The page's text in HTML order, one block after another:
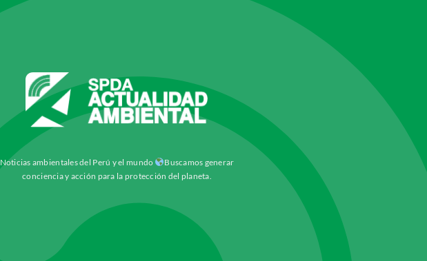
Noticias ambientales del Perú y el mundo
Buscamos generar
conciencia y acción para la protección del planeta.